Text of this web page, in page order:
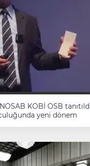
KOBİ OSB
yeni dönem